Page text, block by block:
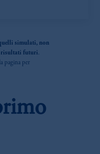
simulati, non
risultati futuri.
pagina per